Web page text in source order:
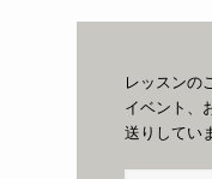
レッスンの
イベント、
送りしてい